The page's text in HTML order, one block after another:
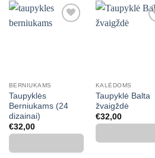
BERNIUKAMS
Taupyklės
Berniukams (24
dizainai)
€32,00
KALĖDOMS
Taupyklė Balta
žvaigždė
€32,00